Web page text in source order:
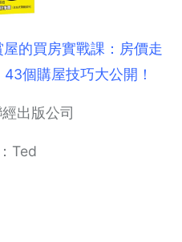
屋的買房實戰課：房價走
43個購屋技巧大公開！
出版公司
Ted